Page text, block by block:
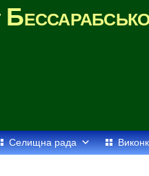
Селищна рада